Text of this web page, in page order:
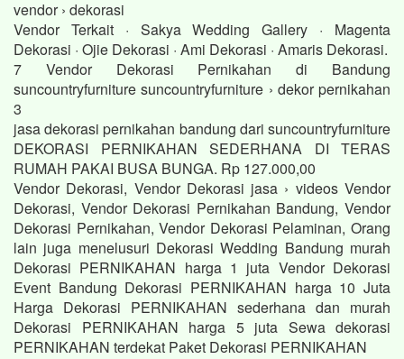
vendor › dekorasi
Vendor Terkait · Sakya Wedding Gallery · Magenta
Dekorasi · Ojie Dekorasi · Ami Dekorasi · Amaris Dekorasi.
7 Vendor Dekorasi Pernikahan di Bandung
suncountryfurniture suncountryfurniture › dekor pernikahan
3
jasa dekorasi pernikahan bandung dari suncountryfurniture
DEKORASI PERNIKAHAN SEDERHANA DI TERAS
RUMAH PAKAI BUSA BUNGA. Rp 127.000,00
Vendor Dekorasi, Vendor Dekorasi jasa › videos Vendor
Dekorasi, Vendor Dekorasi Pernikahan Bandung, Vendor
Dekorasi Pernikahan, Vendor Dekorasi Pelaminan, Orang
lain juga menelusuri Dekorasi Wedding Bandung murah
Dekorasi PERNIKAHAN harga 1 juta Vendor Dekorasi
Event Bandung Dekorasi PERNIKAHAN harga 10 Juta
Harga Dekorasi PERNIKAHAN sederhana dan murah
Dekorasi PERNIKAHAN harga 5 juta Sewa dekorasi
PERNIKAHAN terdekat Paket Dekorasi PERNIKAHAN